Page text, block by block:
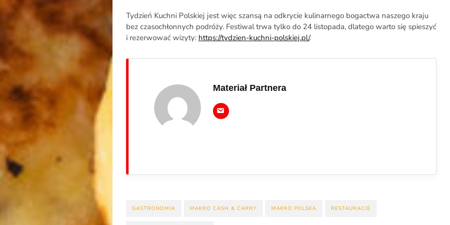
na
Noże
Tydzień Kuchni Polskiej jest więc szansą na odkrycie kulinarnego bogactwa naszego kraju
bez czasochłonnych podróży. Festiwal trwa tylko do 24 listopada, dlatego warto się spieszyć
i rezerwować wizyty: https://tydzien-kuchni-polskiej.pl/.
Materiał Partnera
GASTRONOMIA MAKRO CASH & CARRY MAKRO POLSKA RESTAURACJE